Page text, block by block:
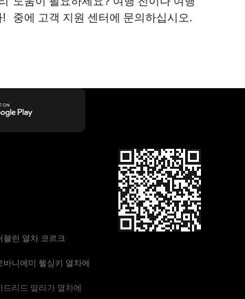
!
중에 고객 지원 센터에 문의하십시오.
블린 열차 코르크
바니에미 헬싱키 열차에
드리드 말라가 열차에